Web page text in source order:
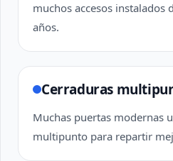
muchos accesos instalados
años.
Cerraduras
Muchas puertas modernas
multipunto para repartir